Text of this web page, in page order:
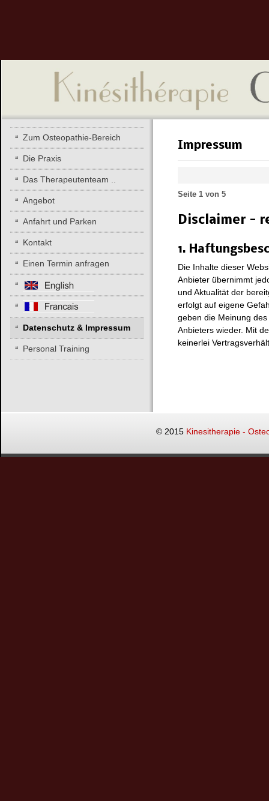
Impressum
Seite 1 von 5
Disclaimer -
1.
Die Inhalte dieser
Anbieter übernimmt
und Aktualität der
erfolgt auf eigene
geben die Meinung
Anbieters wieder. Mit
keinerlei
Zum Osteopathie-Bereich
Die Praxis
Das Therapeutenteam ..
Angebot
Anfahrt und Parken
Kontakt
Einen Termin anfragen
Datenschutz & Impressum
Personal Training
© 2015 Kinesitherapie -